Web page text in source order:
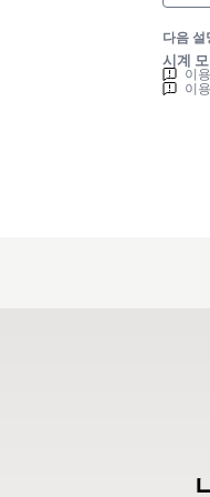
다음
시계
이
이